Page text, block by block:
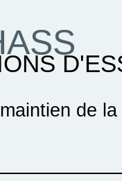
de la